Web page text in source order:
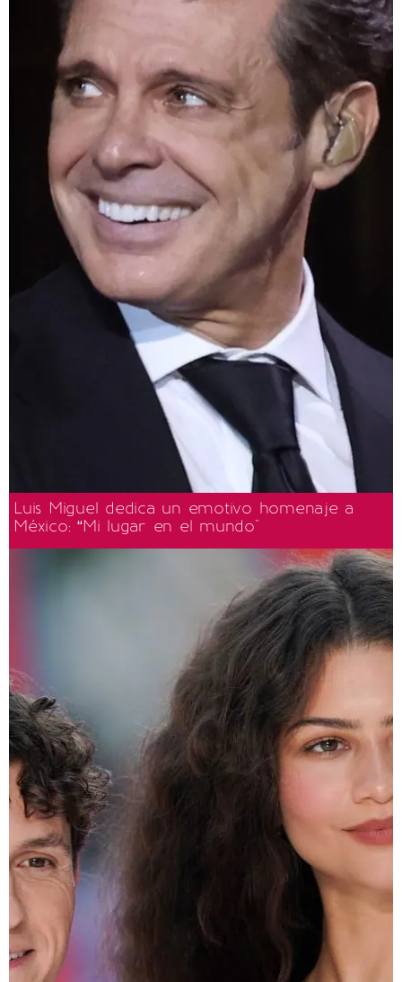
Luis Miguel dedica un emotivo homenaje a
México: “Mi lugar en el mundo"